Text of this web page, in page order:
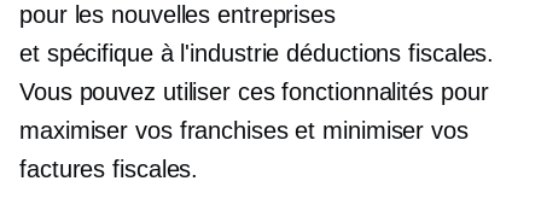
pour les nouvelles entreprises
et spécifique à l'industrie déductions fiscales.
Vous pouvez utiliser ces fonctionnalités pour
maximiser vos franchises et minimiser vos
factures fiscales.